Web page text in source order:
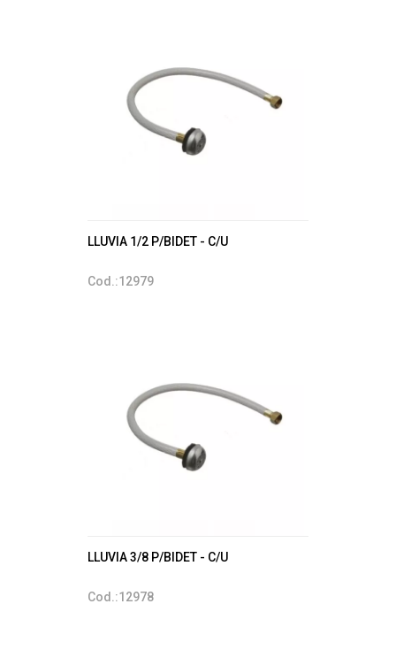
LLUVIA 1/2 P/BIDET - C/U
Cod.:12979
LLUVIA 3/8 P/BIDET - C/U
Cod.:12978